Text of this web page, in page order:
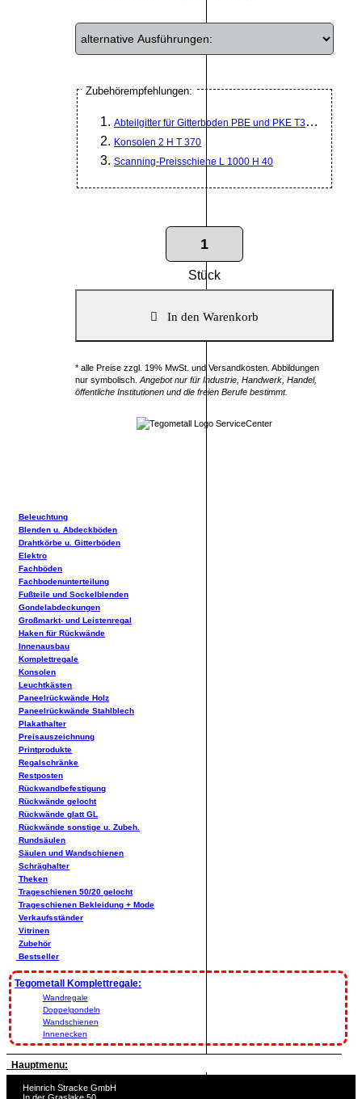
Zubehörempfehlungen:
Abteilgitter für Gitterboden PBE und PKE T370mm RAL
Konsolen 2 H T 370
Scanning-Preisschiene L 1000 H 40
Stück
* alle Preise zzgl. 19% MwSt. und Versandkosten. Abbildungen
nur symbolisch. Angebot nur für Industrie, Handwerk, Handel,
öffentliche Institutionen und die freien Berufe bestimmt.
Beleuchtung
Blenden u. Abdeckböden
Drahtkörbe u. Gitterböden
Elektro
Fachböden
Fachbodenunterteilung
Fußteile und Sockelblenden
Gondelabdeckungen
Großmarkt- und Leistenregal
Haken für Rückwände
Innenausbau
Komplettregale
Konsolen
Leuchtkästen
Paneelrückwände Holz
Paneelrückwände Stahlblech
Plakathalter
Preisauszeichnung
Printprodukte
Regalschränke
Restposten
Rückwandbefestigung
Rückwände gelocht
Rückwände glatt GL
Rückwände sonstige u. Zubeh.
Rundsäulen
Säulen und Wandschienen
Schräghalter
Theken
Trageschienen 50/20 gelocht
Trageschienen Bekleidung + Mode
Verkaufsständer
Vitrinen
Zubehör
Bestseller
Tegometall Komplettregale:
Wandregale
Doppelgondeln
Wandschienen
Innenecken
Hauptmenu:
Heinrich Stracke GmbH